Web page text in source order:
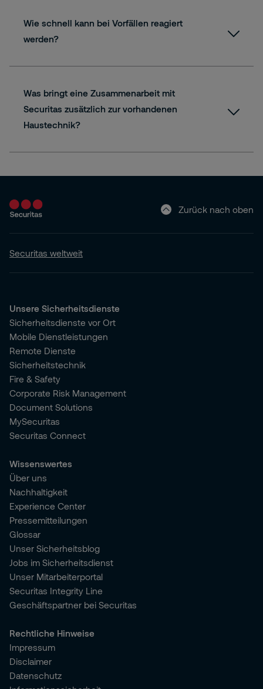
Wie schnell kann bei Vorfällen reagiert
werden?
Was bringt eine Zusammenarbeit mit
Securitas zusätzlich zur vorhandenen
Haustechnik?
Zurück nach oben
Securitas weltweit
Unsere Sicherheitsdienste
Sicherheitsdienste vor Ort
Mobile Dienstleistungen
Remote Dienste
Sicherheitstechnik
Fire & Safety
Corporate Risk Management
Document Solutions
MySecuritas
Securitas Connect
Wissenswertes
Über uns
Nachhaltigkeit
Experience Center
Pressemitteilungen
Glossar
Unser Sicherheitsblog
Jobs im Sicherheitsdienst
Unser Mitarbeiterportal
Securitas Integrity Line
Geschäftspartner bei Securitas
Rechtliche Hinweise
Impressum
Disclaimer
Datenschutz